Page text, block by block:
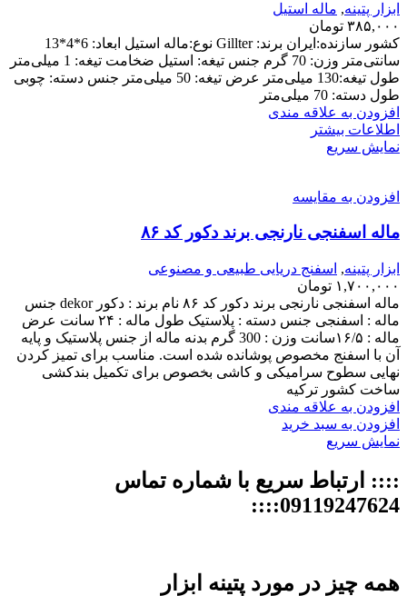
ابزار پتینه, ماله استیل
۳۸۵,۰۰۰ تومان
کشور سازنده:ایران برند: Gillter نوع:ماله استیل ابعاد: 6*4*13
سانتی‌متر وزن: 70 گرم جنس تیغه: استیل ضخامت تیغه: 1 میلی‌متر
طول تیغه:130 میلی‌متر عرض تیغه: 50 میلی‌متر جنس دسته: چوبی
طول دسته: 70 میلی‌متر
افزودن به علاقه مندی
اطلاعات بیشتر
نمایش سریع
افزودن به مقایسه
ماله اسفنجی نارنجی برند دکور کد ۸۶
ابزار پتینه, اسفنج دریایی طبیعی و مصنوعی
۱,۷۰۰,۰۰۰ تومان
ماله اسفنجی نارنجی برند دکور کد ۸۶ نام برند : دکور dekor جنس
ماله : اسفنجی جنس دسته : پلاستیک طول ماله : ۲۴ سانت عرض
ماله : ۱۶/۵سانت وزن : 300 گرم بدنه ماله از جنس پلاستیک و پایه
آن با اسفنج مخصوص پوشانده شده است. مناسب برای تمیز کردن
نهایی سطوح سرامیکی و کاشی بخصوص برای تکمیل بندکشی
ساخت کشور ترکیه
افزودن به علاقه مندی
افزودن به سبد خرید
نمایش سریع
:::: ارتباط سریع با شماره تماس
09119247624::::
همه چیز در مورد پتینه ابزار